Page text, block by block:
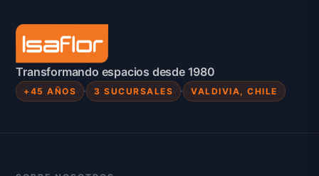
Transformando espacios desde 1980
+45 AÑOS 3 SUCURSALES VALDIVIA, CHILE